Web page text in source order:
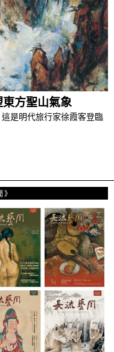
方聖山氣象
是明代旅行家徐霞客登臨